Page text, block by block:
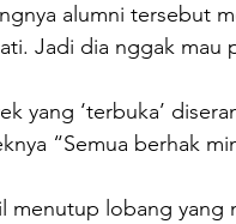
alumni tersebut
Jadi dia nggak mau
yang ‘terbuka’
“Semua berhak
menutup lobang yang